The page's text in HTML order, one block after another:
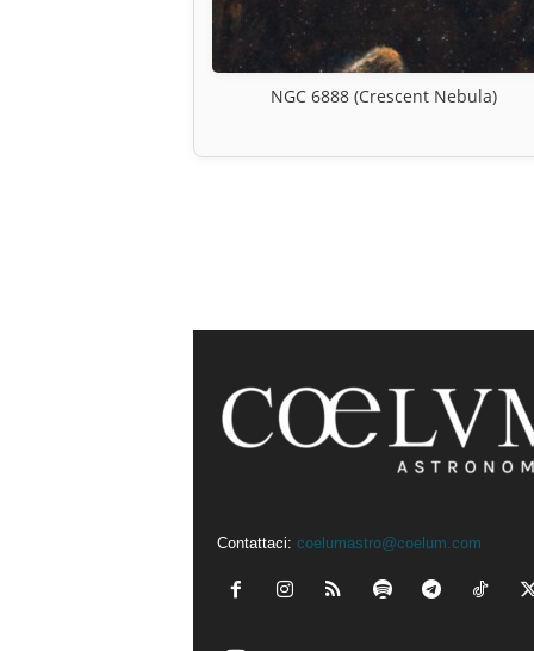
NGC 6888 (Crescent Nebula)
Contattaci: coelumastro@coelum.com